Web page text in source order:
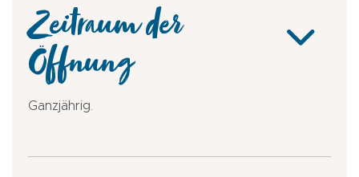
Zeitraum der
Öffnung
Ganzjährig.